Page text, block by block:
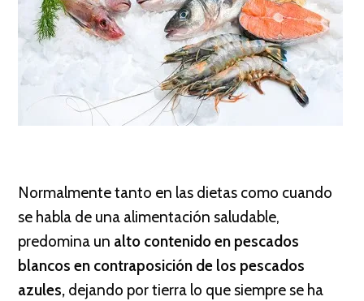
Normalmente tanto en las dietas como cuando
se habla de una alimentación saludable,
predomina un alto contenido en pescados
blancos en contraposición de los pescados
azules, dejando por tierra lo que siempre se ha